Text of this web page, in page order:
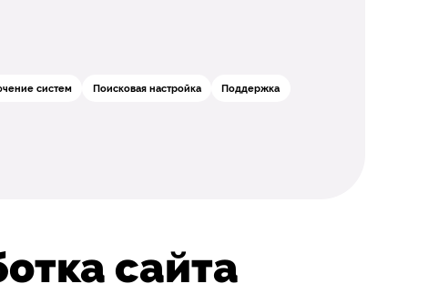
систем Поисковая настройка Поддержка
сайта